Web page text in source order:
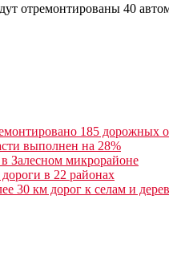
отремонтированы 40
185 дорожных
выполнен на 28%
Залесном микрорайоне
в 22 районах
30 км дорог к селам и